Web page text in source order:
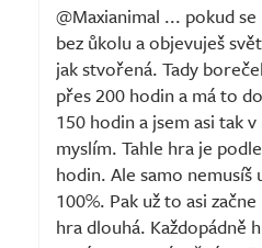
@Maxianimal ... pokud
bez ůkolu a objevuješ
jak stvořená. Tady
přes 200 hodin a má to
150 hodin a jsem asi tak
myslím. Tahle hra je
hodin. Ale samo nemusíš
100%. Pak už to asi
hra dlouhá. Každopádně